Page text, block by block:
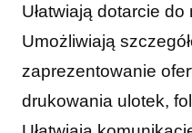
Ułatwiają dotarcie
Umożliwiają
zaprezentowanie
drukowania ulotek,